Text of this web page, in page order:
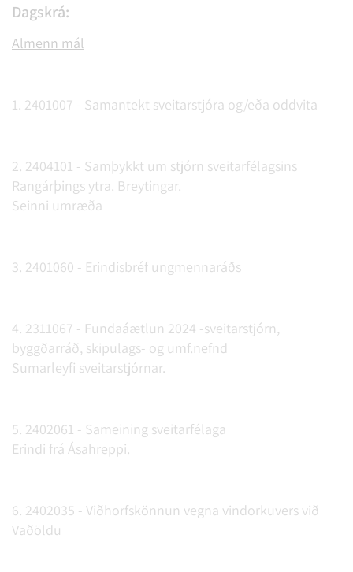
Dagskrá:
Almenn mál
1. 2401007 - Samantekt sveitarstjóra og/eða oddvita
2. 2404101 - Samþykkt um stjórn sveitarfélagsins
Rangárþings ytra. Breytingar.
Seinni umræða
3. 2401060 - Erindisbréf ungmennaráðs
4. 2311067 - Fundaáætlun 2024 -sveitarstjórn,
byggðarráð, skipulags- og umf.nefnd
Sumarleyfi sveitarstjórnar.
5. 2402061 - Sameining sveitarfélaga
Erindi frá Ásahreppi.
6. 2402035 - Viðhorfskönnun vegna vindorkuvers við
Vaðöldu